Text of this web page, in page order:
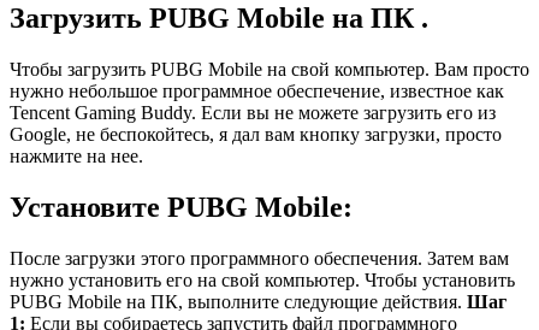
Загрузить PUBG Mobile на ПК .
Чтобы загрузить PUBG Mobile на свой компьютер. Вам просто
нужно небольшое программное обеспечение, известное как
Tencent Gaming Buddy. Если вы не можете загрузить его из
Google, не беспокойтесь, я дал вам кнопку загрузки, просто
нажмите на нее.
Установите PUBG Mobile:
После загрузки этого программного обеспечения. Затем вам
нужно установить его на свой компьютер. Чтобы установить
PUBG Mobile на ПК, выполните следующие действия. Шаг
1: Если вы собираетесь запустить файл программного